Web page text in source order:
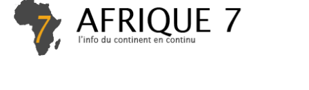
Skip
content